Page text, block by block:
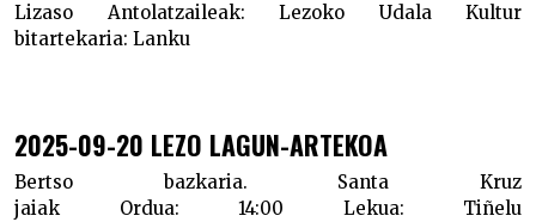
Lizaso Antolatzaileak: Lezoko Udala Kultur
bitartekaria: Lanku
2025-09-20 LEZO LAGUN-ARTEKOA
Bertso bazkaria. Santa Kruz
jaiak
Ordua: 14:00 Lekua: Tiñelu